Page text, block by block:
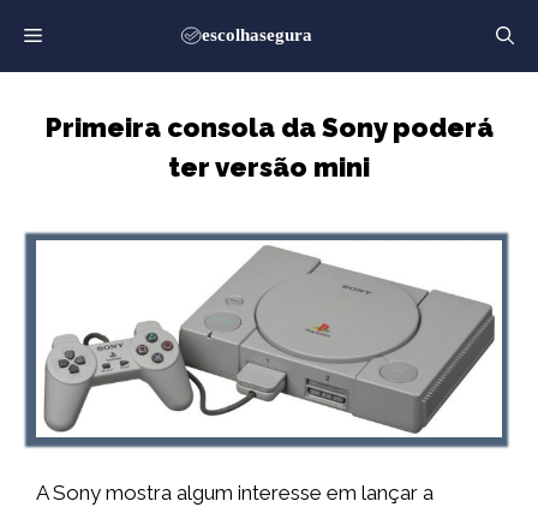
para
o
Primeira consola da Sony poderá
ter versão mini
A Sony mostra algum interesse em lançar a